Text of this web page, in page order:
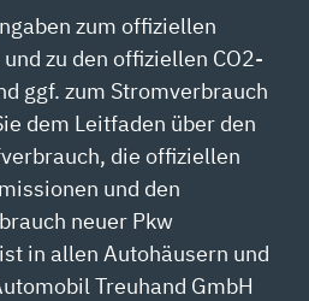
zum offiziellen
zu den offiziellen CO2-
ggf. zum Stromverbrauch
dem Leitfaden über den
die offiziellen
und den
neuer Pkw
in allen Autohäusern und
Treuhand GmbH